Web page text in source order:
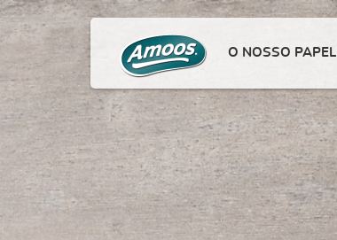
O NOSSO PAPEL